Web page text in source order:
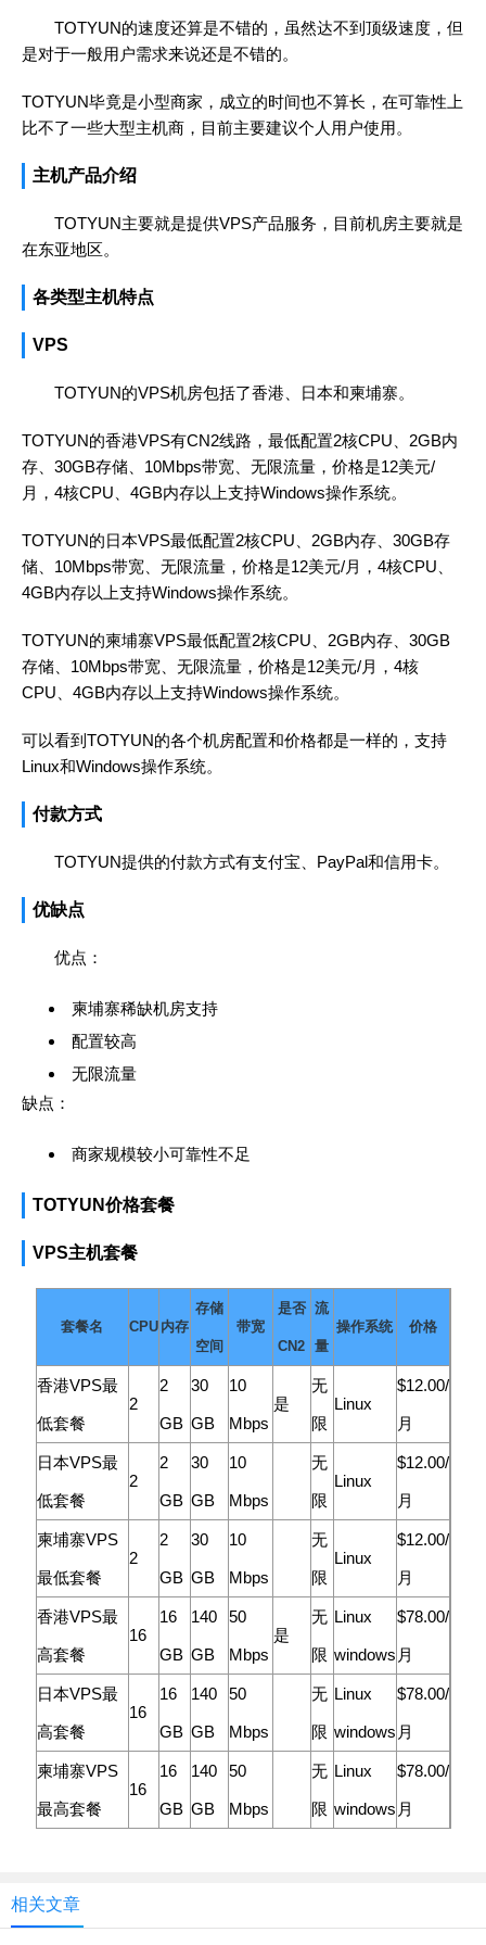
TOTYUN的速度还算是不错的，虽然达不到顶级速度，但
是对于一般用户需求来说还是不错的。
TOTYUN毕竟是小型商家，成立的时间也不算长，在可靠性上
比不了一些大型主机商，目前主要建议个人用户使用。
主机产品介绍
TOTYUN主要就是提供VPS产品服务，目前机房主要就是
在东亚地区。
各类型主机特点
VPS
TOTYUN的VPS机房包括了香港、日本和柬埔寨。
TOTYUN的香港VPS有CN2线路，最低配置2核CPU、2GB内
存、30GB存储、10Mbps带宽、无限流量，价格是12美元/
月，4核CPU、4GB内存以上支持Windows操作系统。
TOTYUN的日本VPS最低配置2核CPU、2GB内存、30GB存
储、10Mbps带宽、无限流量，价格是12美元/月，4核CPU、
4GB内存以上支持Windows操作系统。
TOTYUN的柬埔寨VPS最低配置2核CPU、2GB内存、30GB
存储、10Mbps带宽、无限流量，价格是12美元/月，4核
CPU、4GB内存以上支持Windows操作系统。
可以看到TOTYUN的各个机房配置和价格都是一样的，支持
Linux和Windows操作系统。
付款方式
TOTYUN提供的付款方式有支付宝、PayPal和信用卡。
优缺点
优点：
柬埔寨稀缺机房支持
配置较高
无限流量
缺点：
商家规模较小可靠性不足
TOTYUN价格套餐
VPS主机套餐
套餐名 CPU 内存
存储
空间
带宽
是否
CN2
流
量
操作系统 价格
香港VPS最
低套餐
2
2
GB
30
GB
10
Mbps
是
无
限
Linux
$12.00/
月
日本VPS最
低套餐
2
2
GB
30
GB
10
Mbps
无
限
Linux
$12.00/
月
柬埔寨VPS
最低套餐
2
2
GB
30
GB
10
Mbps
无
限
Linux
$12.00/
月
香港VPS最
高套餐
16
16
GB
140
GB
50
Mbps
是
无
限
Linux
windows
$78.00/
月
日本VPS最
高套餐
16
16
GB
140
GB
50
Mbps
无
限
Linux
windows
$78.00/
月
柬埔寨VPS
最高套餐
16
16
GB
140
GB
50
Mbps
无
限
Linux
windows
$78.00/
月
相关文章